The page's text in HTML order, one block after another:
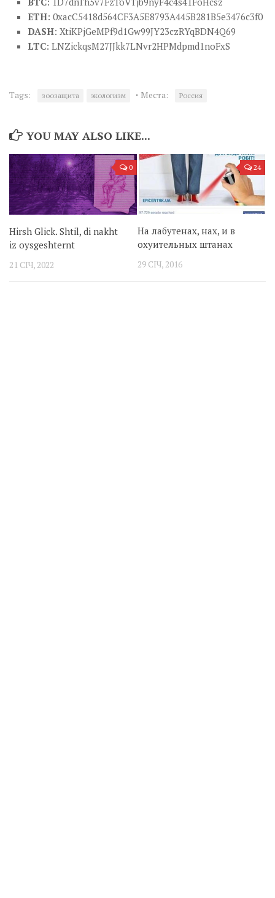
ETH: 0xacC5418d564CF3A5E8793A445B281B5e3476c3f0
DASH: XtiKPjGeMPf9d1Gw99JY23czRYqBDN4Q69
LTC: LNZickqsM27JJkk7LNvr2HPMdpmd1noFxS
Tags: зоозащита экологизм · Места: Россия
YOU MAY ALSO LIKE...
0
Hirsh Glick. Shtil, di nakht
iz oysgeshternt
21 СІЧ, 2022
24
На лабутенах, нах, и в
охуительных штанах
29 СІЧ, 2016